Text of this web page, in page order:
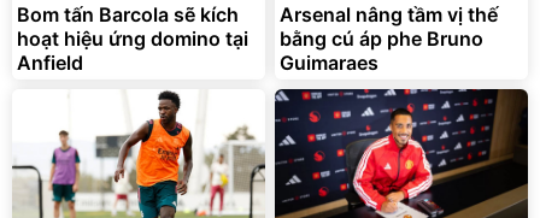
Bom tấn Barcola sẽ kích
hoạt hiệu ứng domino tại
Anfield
Arsenal nâng tầm vị thế
bằng cú áp phe Bruno
Guimaraes